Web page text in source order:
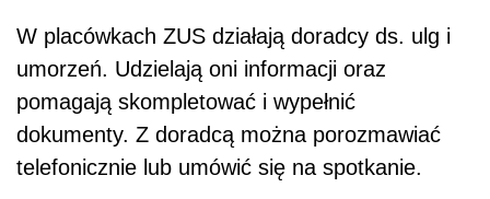
W placówkach ZUS działają doradcy ds. ulg i
umorzeń. Udzielają oni informacji oraz
pomagają skompletować i wypełnić
dokumenty. Z doradcą można porozmawiać
telefonicznie lub umówić się na spotkanie.